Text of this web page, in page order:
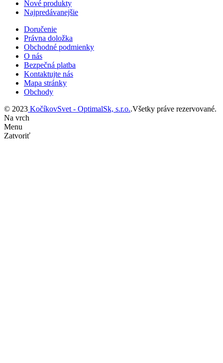
Nové produkty
Najpredávanejšie
Doručenie
Právna doložka
Obchodné podmienky
O nás
Bezpečná platba
Kontaktujte nás
Mapa stránky
Obchody
© 2023 KočíkovSvet - OptimalSk, s.r.o..Všetky práve rezervované.
Na vrch
Menu
Zatvoriť